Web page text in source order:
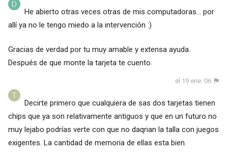
He abierto otras veces otras de mis computadoras... por
allí ya no le tengo miedo a la intervención :)
Gracias de verdad por tu muy amable y extensa ayuda.
Después de que monte la tarjeta te cuento.
el 19 ene. 06
Decirte primero que cualquiera de sas dos tarjetas tienen
chips que ya son relativamente antiguos y que en un futuro no
muy lejabo podrías verte con que no daqrian la talla con juegos
exigentes. La cantidad de memoria de ellas esta bien.